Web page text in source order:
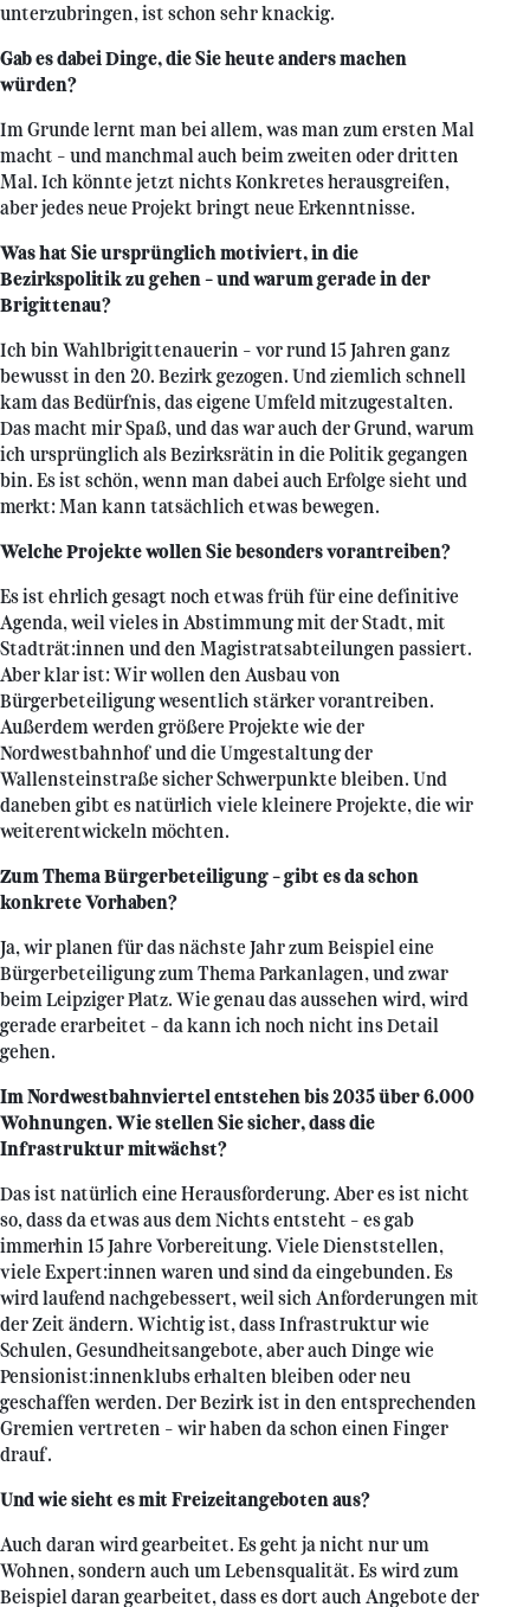
unterzubringen, ist schon sehr knackig.
Gab es dabei Dinge, die Sie heute anders machen
würden?
Im Grunde lernt man bei allem, was man zum ersten Mal
macht – und manchmal auch beim zweiten oder dritten
Mal. Ich könnte jetzt nichts Konkretes herausgreifen,
aber jedes neue Projekt bringt neue Erkenntnisse.
Was hat Sie ursprünglich motiviert, in die
Bezirkspolitik zu gehen – und warum gerade in der
Brigittenau?
Ich bin Wahlbrigittenauerin – vor rund 15 Jahren ganz
bewusst in den 20. Bezirk gezogen. Und ziemlich schnell
kam das Bedürfnis, das eigene Umfeld mitzugestalten.
Das macht mir Spaß, und das war auch der Grund, warum
ich ursprünglich als Bezirksrätin in die Politik gegangen
bin. Es ist schön, wenn man dabei auch Erfolge sieht und
merkt: Man kann tatsächlich etwas bewegen.
Welche Projekte wollen Sie besonders vorantreiben?
Es ist ehrlich gesagt noch etwas früh für eine definitive
Agenda, weil vieles in Abstimmung mit der Stadt, mit
Stadträt:innen und den Magistratsabteilungen passiert.
Aber klar ist: Wir wollen den Ausbau von
Bürgerbeteiligung wesentlich stärker vorantreiben.
Außerdem werden größere Projekte wie der
Nordwestbahnhof und die Umgestaltung der
Wallensteinstraße sicher Schwerpunkte bleiben. Und
daneben gibt es natürlich viele kleinere Projekte, die wir
weiterentwickeln möchten.
Zum Thema Bürgerbeteiligung – gibt es da schon
konkrete Vorhaben?
Ja, wir planen für das nächste Jahr zum Beispiel eine
Bürgerbeteiligung zum Thema Parkanlagen, und zwar
beim Leipziger Platz. Wie genau das aussehen wird, wird
gerade erarbeitet – da kann ich noch nicht ins Detail
gehen.
Im Nordwestbahnviertel entstehen bis 2035 über 6.000
Wohnungen. Wie stellen Sie sicher, dass die
Infrastruktur mitwächst?
Das ist natürlich eine Herausforderung. Aber es ist nicht
so, dass da etwas aus dem Nichts entsteht – es gab
immerhin 15 Jahre Vorbereitung. Viele Dienststellen,
viele Expert:innen waren und sind da eingebunden. Es
wird laufend nachgebessert, weil sich Anforderungen mit
der Zeit ändern. Wichtig ist, dass Infrastruktur wie
Schulen, Gesundheitsangebote, aber auch Dinge wie
Pensionist:innenklubs erhalten bleiben oder neu
geschaffen werden. Der Bezirk ist in den entsprechenden
Gremien vertreten – wir haben da schon einen Finger
drauf.
Und wie sieht es mit Freizeitangeboten aus?
Auch daran wird gearbeitet. Es geht ja nicht nur um
Wohnen, sondern auch um Lebensqualität. Es wird zum
Beispiel daran gearbeitet, dass es dort auch Angebote der